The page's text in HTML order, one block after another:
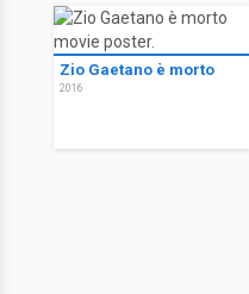
Zio Gaetano è morto
2016